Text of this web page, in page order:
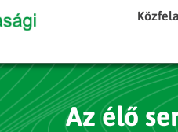
Az élő